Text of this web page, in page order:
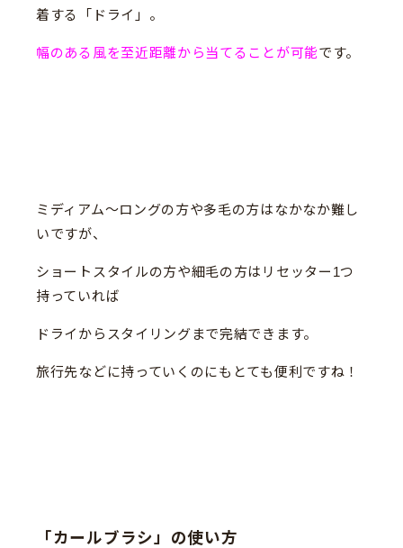
着する「ドライ」。
幅のある風を至近距離から当てることが可能です。
ミディアム〜ロングの方や多毛の方はなかなか難し
いですが、
ショートスタイルの方や細毛の方はリセッター1つ
持っていれば
ドライからスタイリングまで完結できます。
旅行先などに持っていくのにもとても便利ですね！
「カールブラシ」の使い方